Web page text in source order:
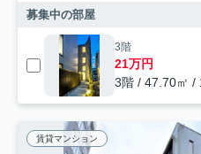
募集中の部屋
3階
21万円
3階 / 47.70㎡ /
賃貸マンション